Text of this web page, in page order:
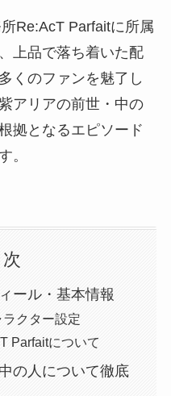
Re:AcT Parfaitに所属
上品で落ち着いた配
くのファンを魅了し
アリアの前世・中の
拠となるエピソード
。
次
ール・基本情報
クター設定
Parfaitについて
の人について徹底